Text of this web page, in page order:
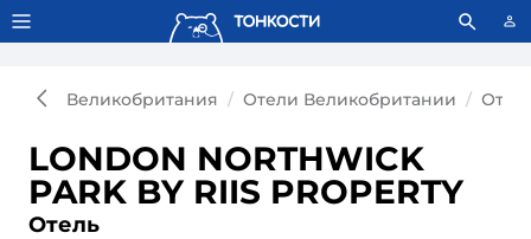
Тонкости используют сookie-файлы. Что это значит?
Великобритания Отели Великобритании
LONDON NORTHWICK
PARK BY RIIS PROPERTY
Отель